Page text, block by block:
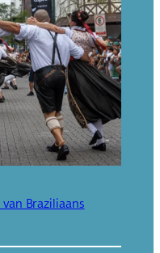
Braziliaans